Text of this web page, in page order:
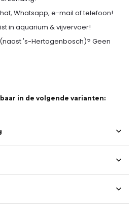
Whatsapp, e-mail of telefoon!
in aquarium & vijvervoer!
's-Hertogenbosch)? Geen
in de volgende varianten: